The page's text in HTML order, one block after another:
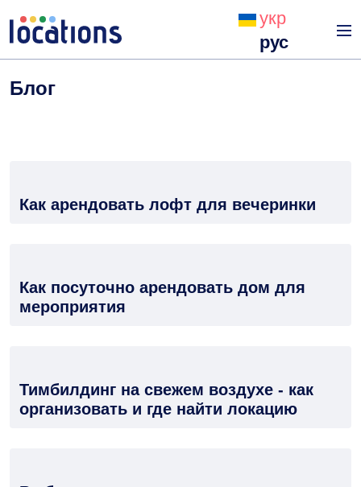
укр
рус
Блог
Как арендовать лофт для вечеринки
Как посуточно арендовать дом для
мероприятия
Тимбилдинг на свежем воздухе - как
организовать и где найти локацию